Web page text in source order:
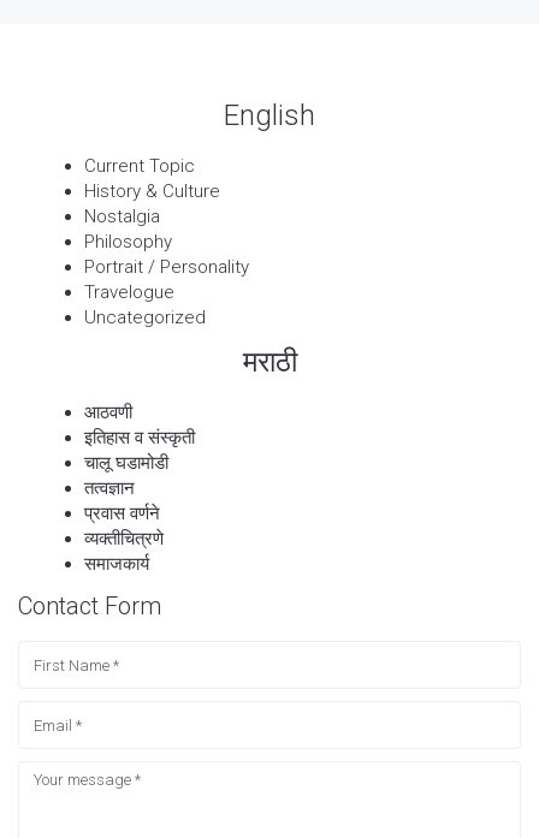
English
Current Topic
History & Culture
Nostalgia
Philosophy
Portrait / Personality
Travelogue
Uncategorized
मराठी
आठवणी
इतिहास व संस्कृती
चालू घडामोडी
तत्वज्ञान
प्रवास वर्णने
व्यक्तीचित्रणे
समाजकार्य
Contact Form